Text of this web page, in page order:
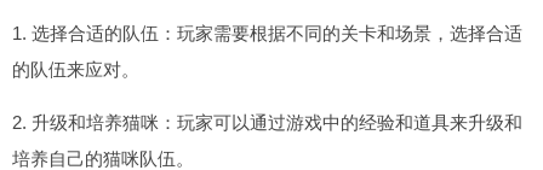
1. 选择合适的队伍：玩家需要根据不同的关卡和场景，选择合适
的队伍来应对。
2. 升级和培养猫咪：玩家可以通过游戏中的经验和道具来升级和
培养自己的猫咪队伍。